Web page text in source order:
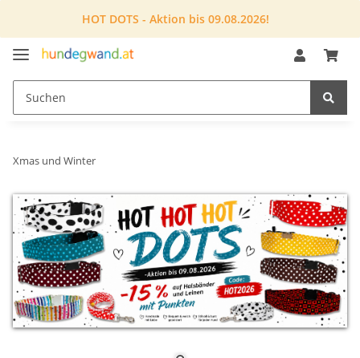
HOT DOTS - Aktion bis 09.08.2026!
Xmas und Winter